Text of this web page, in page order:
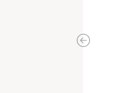
Previous